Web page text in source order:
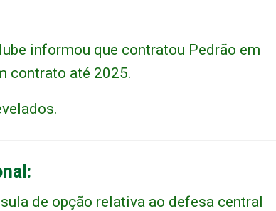
informou que contratou Pedrão em
contrato até 2025.
de opção relativa ao defesa central